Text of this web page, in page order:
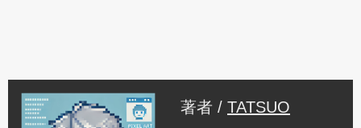
著者 / TATSUO